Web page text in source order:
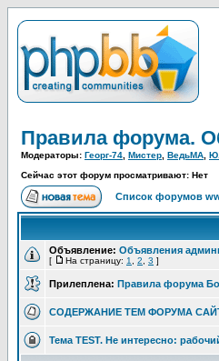
Правила форума.
Модераторы: Георг-74 Мистер ВедьМА
Сейчас этот форум просматривают: Нет
Список форумов
Объявление: Объявления
[ На страницу: 1 2 3 ]
Прилеплена: Правила форума
СОДЕРЖАНИЕ ТЕМ ФОРУМА
Тема TEST. Не интересно: